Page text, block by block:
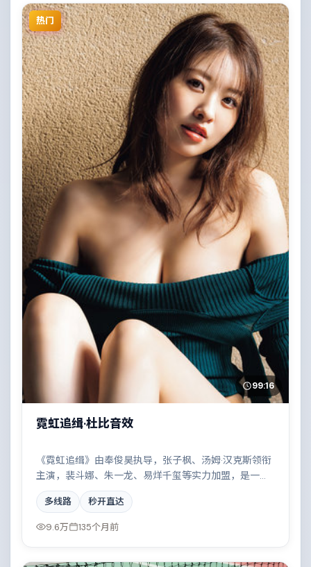
热门
99:16
霓虹追缉·杜比音效
《霓虹追缉》由奉俊昊执导，张子枫、汤姆·汉克斯领衔
主演，裴斗娜、朱一龙、易烊千玺等实力加盟，是一部
荒诞幽默的奇幻作品。故事主要发生在中国台湾，边境
线上的对峙与谈判扣人心弦。影片在视听语言与叙事节
奏上均有突破，适合喜欢深度叙事的观众。
多线路 秒开直达
9.6万 135个月前